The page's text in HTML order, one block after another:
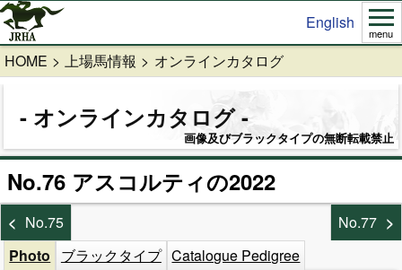
English
menu
HOME 上場馬情報 オンラインカタログ
オンラインカタログ
画像及びブラックタイプの無断転載禁止
No.76 アスコルティの2022
No.75
No.77
Photo
ブラックタイプ Catalogue Pedigree